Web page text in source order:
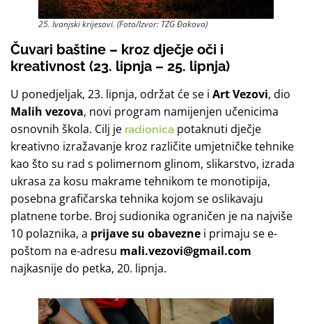
25. Ivanjski krijesovi. (Foto/Izvor: TZG Đakova)
Čuvari baštine – kroz dječje oči i
kreativnost (23. lipnja – 25. lipnja)
U ponedjeljak, 23. lipnja, održat će se i Art Vezovi, dio
Malih vezova, novi program namijenjen učenicima
osnovnih škola. Cilj je radionica potaknuti dječje
kreativno izražavanje kroz različite umjetničke tehnike
kao što su rad s polimernom glinom, slikarstvo, izrada
ukrasa za kosu makrame tehnikom te monotipija,
posebna grafičarska tehnika kojom se oslikavaju
platnene torbe. Broj sudionika ograničen je na najviše
10 polaznika, a prijave su obavezne i primaju se e-
poštom na e-adresu mali.vezovi@gmail.com
najkasnije do petka, 20. lipnja.